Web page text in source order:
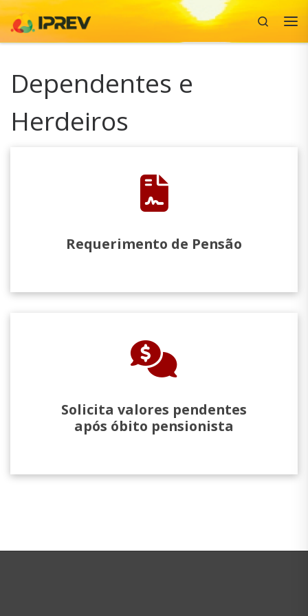
Skip to content
Search
Dependentes e
Herdeiros
Requerimento de Pensão
Solicita valores pendentes
após óbito pensionista